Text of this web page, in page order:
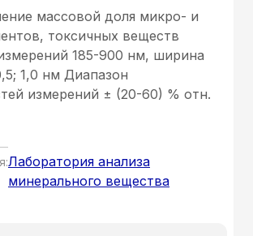
массовой доля микро- и
токсичных веществ
185-900 нм, ширина
1,0 нм Диапазон
измерений ± (20-60) % отн.
Лаборатория анализа
минерального вещества